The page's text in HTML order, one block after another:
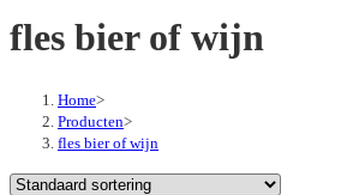
zoekpaneel
te
fles bier of wijn
Home>
Producten>
fles bier of wijn